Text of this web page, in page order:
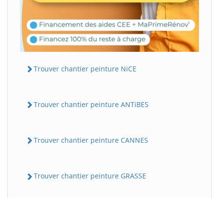
Trouver chantier peinture NiCE
Trouver chantier peinture ANTiBES
Trouver chantier peinture CANNES
Trouver chantier peinture GRASSE